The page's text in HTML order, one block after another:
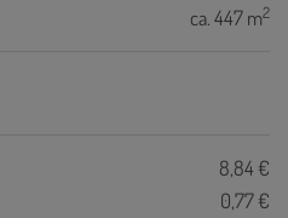
ca. 447 m2
8,84 €
0,77 €